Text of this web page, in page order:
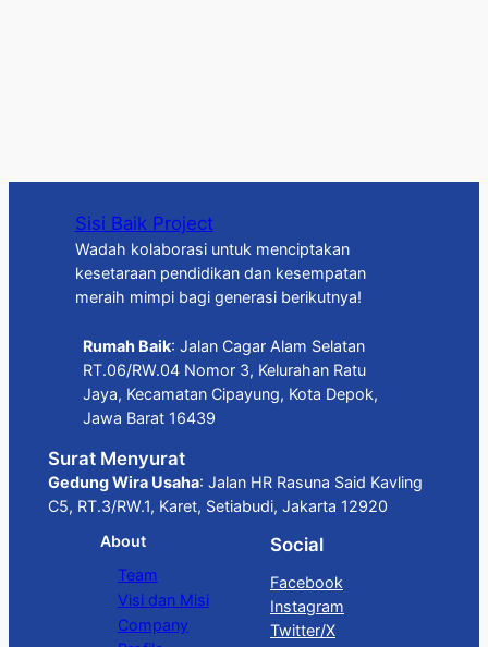
Sisi Baik Project
Wadah kolaborasi untuk menciptakan
kesetaraan pendidikan dan kesempatan
meraih mimpi bagi generasi berikutnya!
Rumah Baik: Jalan Cagar Alam Selatan
RT.06/RW.04 Nomor 3, Kelurahan Ratu
Jaya, Kecamatan Cipayung, Kota Depok,
Jawa Barat 16439
Surat Menyurat
Gedung Wira Usaha: Jalan HR Rasuna Said Kavling
C5, RT.3/RW.1, Karet, Setiabudi, Jakarta 12920
About
Team
Visi dan Misi
Company
Social
Facebook
Instagram
Twitter/X